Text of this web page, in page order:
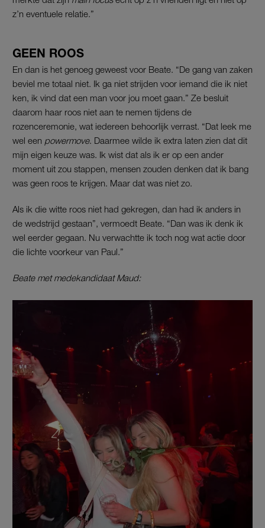
z’n eventuele relatie.”
GEEN ROOS
En dan is het genoeg geweest voor Beate. “De gang van zaken
beviel me totaal niet. Ik ga niet strijden voor iemand die ik niet
ken, ik vind dat een man voor jou moet gaan.” Ze besluit
daarom haar roos niet aan te nemen tijdens de
rozenceremonie, wat iedereen behoorlijk verrast. “Dat leek me
wel een powermove. Daarmee wilde ik extra laten zien dat dit
mijn eigen keuze was. Ik wist dat als ik er op een ander
moment uit zou stappen, mensen zouden denken dat ik bang
was geen roos te krijgen. Maar dat was niet zo.
Als ik die witte roos niet had gekregen, dan had ik anders in
de wedstrijd gestaan”, vermoedt Beate. “Dan was ik denk ik
wel eerder gegaan. Nu verwachtte ik toch nog wat actie door
die lichte voorkeur van Paul.”
Beate met medekandidaat Maud: